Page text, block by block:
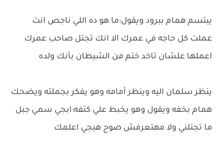
يبتسم همام ببرود ويقول:ما هو ده اللي ناجص انت
عملت كل حاجه في عمرك الا انك تجتل صاحب عمرك
اعملها علشان تاخد ختم من الشيطان بأنك ولده
ينظر سلمان اليه وينظر أمامه وهو يفكر بجملته ويضحك
همام بخفه ويقول وهو يخبط علي كتفه:ابجي سمي جبل
ما تجتلني ولا مهتعرفش صوح هبجي اعلمك